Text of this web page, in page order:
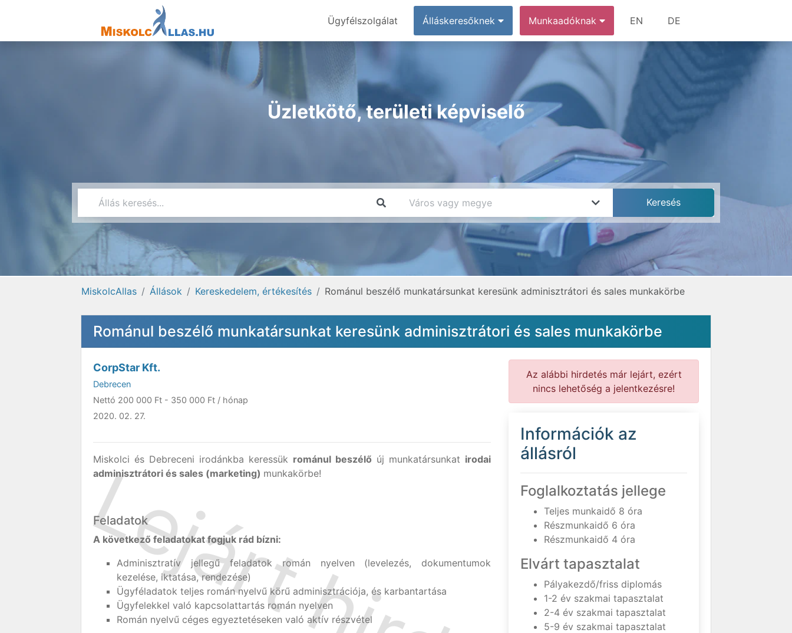
Ügyfélszolgálat Álláskeresőknek Munkaadóknak EN DE
Üzletkötő, területi képviselő
MiskolcAllas Állások Kereskedelem, értékesítés Románul beszélő munkatársunkat keresünk adminisztrátori és sales munkakörbe
Románul beszélő munkatársunkat keresünk adminisztrátori és sales munkakörbe
CorpStar Kft.
Debrecen
Nettó 200 000 Ft - 350 000 Ft / hónap
2020. 02. 27.
Miskolci és Debreceni irodánkba keressük románul beszélő új munkatársunkat irodai
adminisztrátori és sales (marketing) munkakörbe!
Feladatok
A következő feladatokat fogjuk rád bízni:
Adminisztratív jellegű feladatok román nyelven (levelezés, dokumentumok
kezelése, iktatása, rendezése)
Ügyféladatok teljes román nyelvű körű adminisztrációja, és karbantartása
Ügyfelekkel való kapcsolattartás román nyelven
Román nyelvű céges egyeztetéseken való aktív részvétel
Az alábbi hirdetés már lejárt, ezért
nincs lehetőség a jelentkezésre!
Információk az
állásról
Foglalkoztatás jellege
Teljes munkaidő 8 óra
Részmunkaidő 6 óra
Részmunkaidő 4 óra
Elvárt tapasztalat
Pályakezdő/friss diplomás
1-2 év szakmai tapasztalat
2-4 év szakmai tapasztalat
5-9 év szakmai tapasztalat